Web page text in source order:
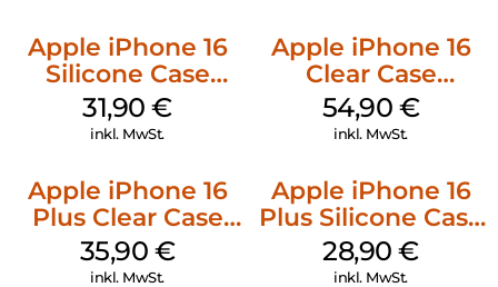
Apple iPhone 16
Silicone Case
MagSafe Fuchsia
31,90€
inkl. MwSt.
Apple iPhone 16
Clear Case
MagSafe
Transparent
54,90 €
inkl. MwSt.
Apple iPhone 16
Plus Clear Case
MagSafe
Transparent
35,90 €
inkl. MwSt.
Apple iPhone 16
Plus Silicone Case
MagSafe Black
28,90€
inkl. MwSt.